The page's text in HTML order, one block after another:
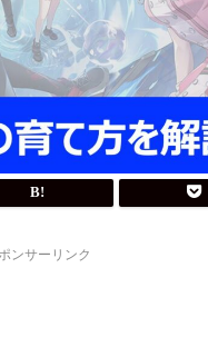
ンサーリンク